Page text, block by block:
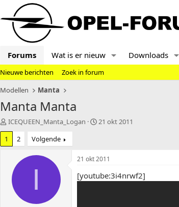
Forums Wat is er nieuw Downloads
Nieuwe berichten
Zoek in forum
Modellen
Manta
Manta Manta
T
o
i
ICEQUEEN_Manta_Logan
S
t
a
21 okt 2011
1
2 Volgende
I
21 okt 2011
[youtube:3i4nrwf2]